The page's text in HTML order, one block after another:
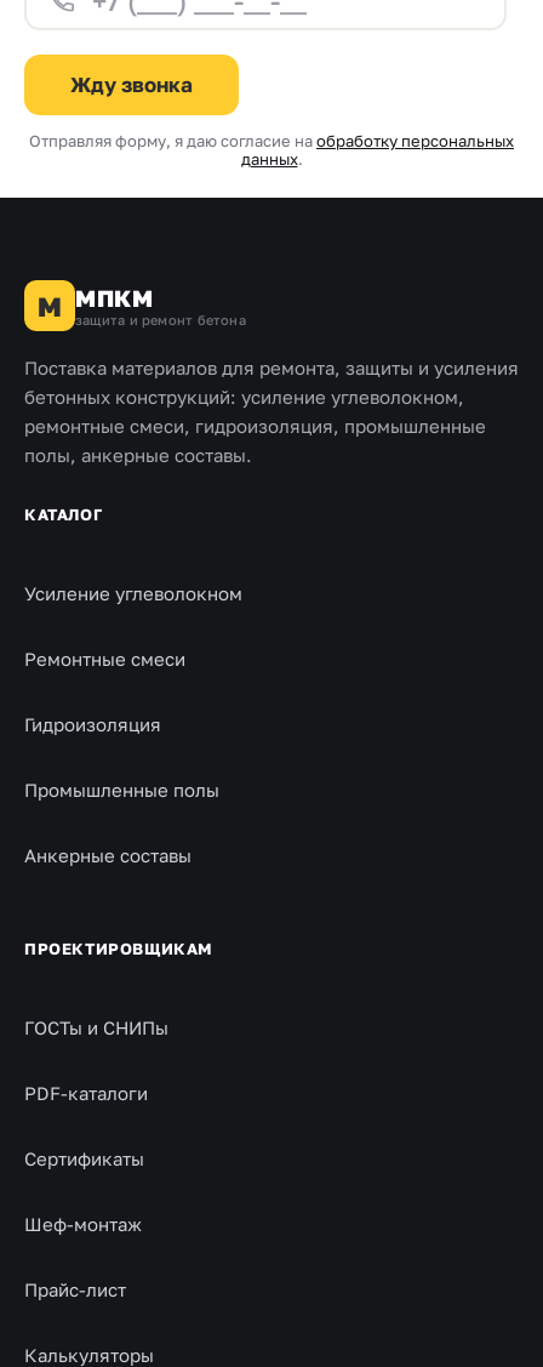
Жду звонка
Отправляя форму, я даю согласие наобработку персональных
данных.
М МПКМ
защита и ремонт бетона
Поставка материалов для ремонта, защиты и усиления
бетонных конструкций: усиление углеволокном,
ремонтные смеси, гидроизоляция, промышленные
полы, анкерные составы.
КАТАЛОГ
Усиление углеволокном
Ремонтные смеси
Гидроизоляция
Промышленные полы
Анкерные составы
ПРОЕКТИРОВЩИКАМ
ГОСТы и СНИПы
PDF-каталоги
Сертификаты
Шеф-монтаж
Прайс-лист
Калькуляторы